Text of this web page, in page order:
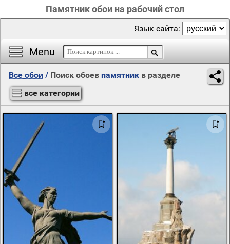
Памятник обои на рабочий стол
Menu
Язык сайта:
Все обои / Поиск обоев памятник в разделе
все категории